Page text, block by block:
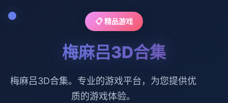
📋 精品游戏
梅麻吕3D合集
梅麻吕3D合集。专业的游戏平台，为您提供优
质的游戏体验。